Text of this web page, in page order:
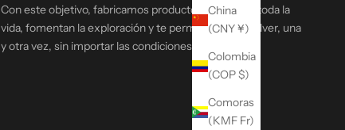
China
(CNY ¥)
Colombia
(COP $)
Comoras
(KMF Fr)
Con este objetivo, fabricamos productos que duran toda la
vida, fomentan la exploración y te permiten salir y volver, una
y otra vez, sin importar las condiciones.